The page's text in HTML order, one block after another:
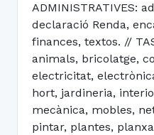
ADMINISTRATIVES:
declaració Renda,
finances, textos. //
animals, bricolatge,
electricitat,
hort, jardineria,
mecànica, mobles,
pintar, plantes,